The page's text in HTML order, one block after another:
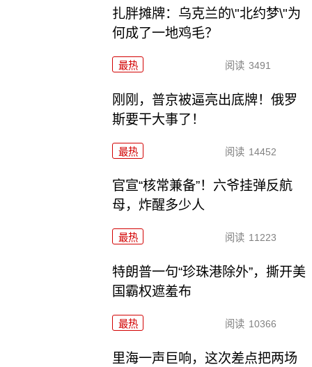
扎胖摊牌：乌克兰的\"北约梦\"为
何成了一地鸡毛？
最热 阅读 3491
刚刚，普京被逼亮出底牌！俄罗
斯要干大事了！
最热 阅读 14452
官宣“核常兼备”！六爷挂弹反航
母，炸醒多少人
最热 阅读 11223
特朗普一句“珍珠港除外”，撕开美
国霸权遮羞布
最热 阅读 10366
里海一声巨响，这次差点把两场